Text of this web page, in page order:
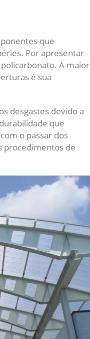
que
Por apresentar
A maior
é sua
desgastes devido a
que
o passar dos
procedimentos de